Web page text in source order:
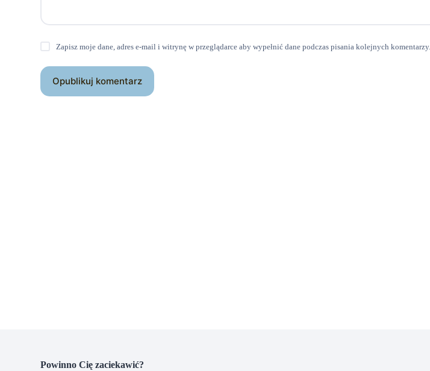
Zapisz moje dane, adres e-mail i witrynę w przeglądarce aby wypełnić dane podczas pisania kolejnych komentarzy.
Opublikuj komentarz
Powinno Cię zaciekawić?